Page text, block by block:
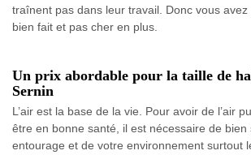
traînent pas dans leur travail. Donc vous avez
bien fait et pas cher en plus.
Un prix abordable pour la taille de
Sernin
L’air est la base de la vie. Pour avoir de l’air
être en bonne santé, il est nécessaire de bien
entourage et de votre environnement surtout